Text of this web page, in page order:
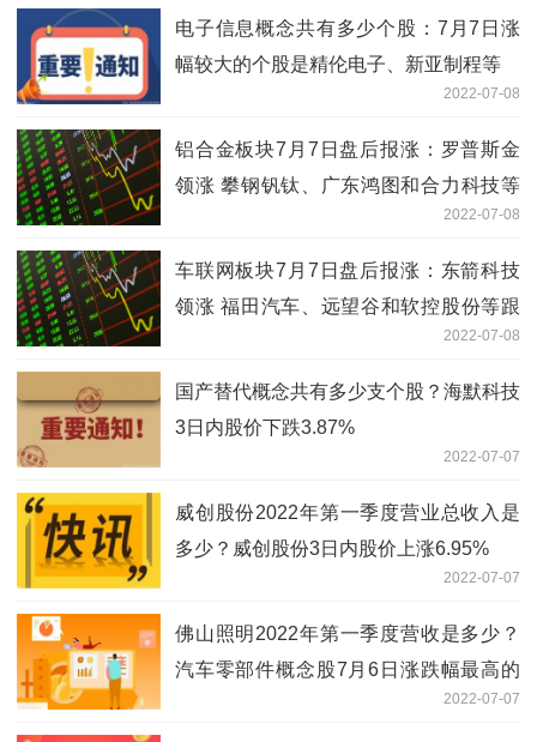
电子信息概念共有多少个股：7月7日涨
幅较大的个股是精伦电子、新亚制程等
2022-07-08
铝合金板块7月7日盘后报涨：罗普斯金
领涨 攀钢钒钛、广东鸿图和合力科技等
2022-07-08
车联网板块7月7日盘后报涨：东箭科技
领涨 福田汽车、远望谷和软控股份等跟
2022-07-08
国产替代概念共有多少支个股？海默科技
3日内股价下跌3.87%
2022-07-07
威创股份2022年第一季度营业总收入是
多少？威创股份3日内股价上涨6.95%
2022-07-07
佛山照明2022年第一季度营收是多少？
汽车零部件概念股7月6日涨跌幅最高的
2022-07-07